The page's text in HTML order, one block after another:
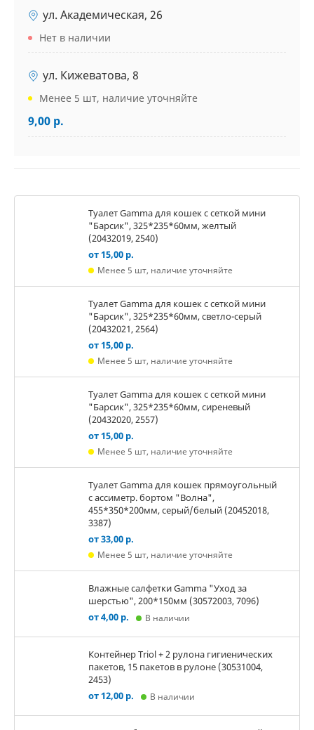
ул. Академическая, 26
Нет в наличии
ул. Кижеватова, 8
Менее 5 шт, наличие уточняйте
9,00 р.
Туалет Gamma для кошек c сеткой мини
"Барсик", 325*235*60мм, желтый
(20432019, 2540)
от 15,00 р.
Менее 5 шт, наличие уточняйте
Туалет Gamma для кошек c сеткой мини
"Барсик", 325*235*60мм, светло-серый
(20432021, 2564)
от 15,00 р.
Менее 5 шт, наличие уточняйте
Туалет Gamma для кошек c сеткой мини
"Барсик", 325*235*60мм, сиреневый
(20432020, 2557)
от 15,00 р.
Менее 5 шт, наличие уточняйте
Туалет Gamma для кошек прямоугольный
с ассиметр. бортом "Волна",
455*350*200мм, серый/белый (20452018,
3387)
от 33,00 р.
Менее 5 шт, наличие уточняйте
Влажные салфетки Gamma "Уход за
шерстью", 200*150мм (30572003, 7096)
от 4,00 р.
В наличии
Контейнер Triol + 2 рулона гигиенических
пакетов, 15 пакетов в рулоне (30531004,
2453)
от 12,00 р.
В наличии